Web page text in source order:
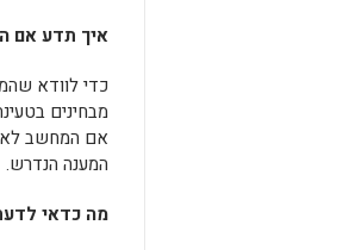
איך תדע אם
כדי לוודא
מבחינים
אם המחשב לא
המענה הנדרש.
מה כדאי